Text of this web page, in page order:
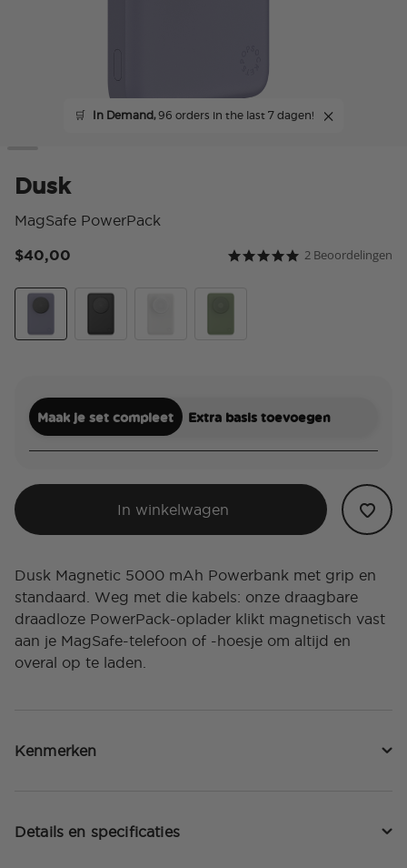
🛒 In Demand,96 orders in the last 7 dagen!
Dusk
MagSafe PowerPack
3,9 van 5
5.0 star rating2 Beoordelingen
$40,00
Maak je set compleet Extra basis toevoegen
In winkelwagen
Dusk Magnetic 5000 mAh Powerbank met grip en
standaard. Weg met die kabels: onze draagbare
draadloze PowerPack-oplader klikt magnetisch vast
aan je MagSafe-telefoon of -hoesje om altijd en
overal op te laden.
Kenmerken
Details en specificaties